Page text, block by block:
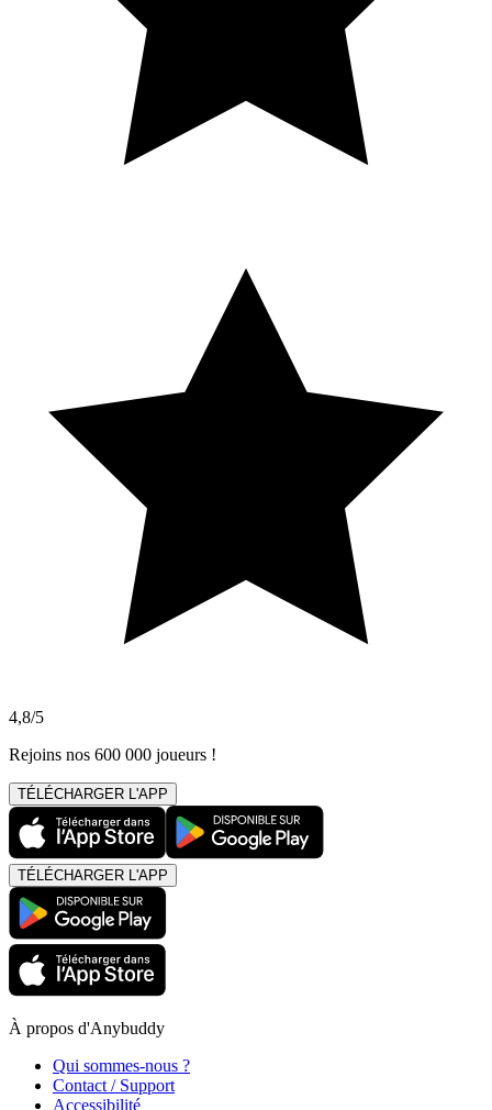
4,8/5
Rejoins nos 600 000 joueurs !
TÉLÉCHARGER L'APP
TÉLÉCHARGER L'APP
À propos d'Anybuddy
Qui sommes-nous ?
Contact / Support
Accessibilité